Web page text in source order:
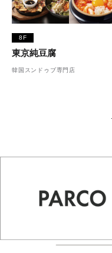
8F
東京純豆腐
韓国スンドゥブ専門店